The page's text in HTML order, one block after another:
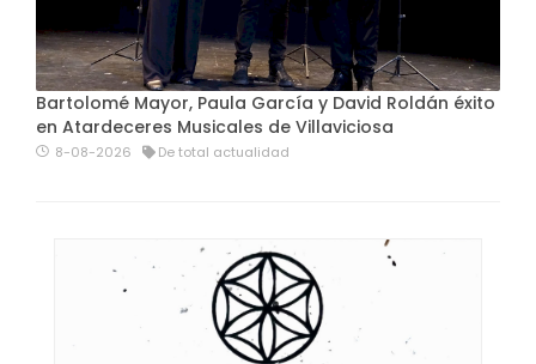
Bartolomé Mayor, Paula García y David Roldán éxito
en Atardeceres Musicales de Villaviciosa
8-08-2026 De total actualidad